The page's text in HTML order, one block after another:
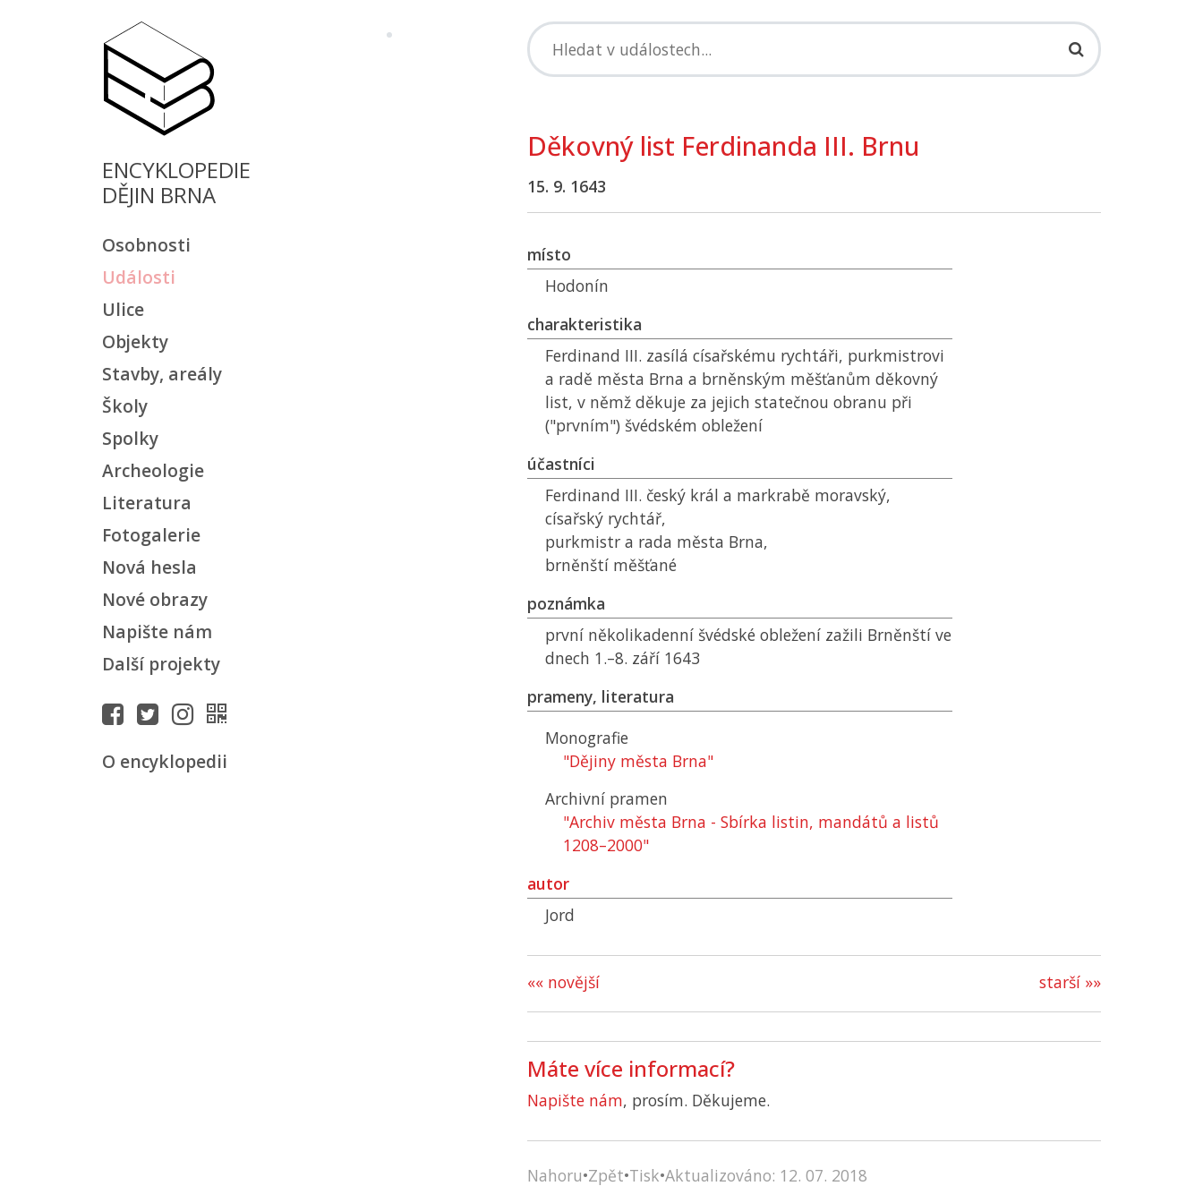
ENCYKLOPEDIE
DĚJIN BRNA
Osobnosti
Události
Ulice
Objekty
Stavby, areály
Školy
Spolky
Archeologie
Literatura
Fotogalerie
Nová hesla
Nové obrazy
Napište nám
Další projekty
O encyklopedii
Děkovný list Ferdinanda III. Brnu
15. 9. 1643
místo
Hodonín
charakteristika
Ferdinand III. zasílá císařskému rychtáři, purkmistrovi
a radě města Brna a brněnským měšťanům děkovný
list, v němž děkuje za jejich statečnou obranu při
("prvním") švédském obležení
účastníci
Ferdinand III. český král a markrabě moravský,
císařský rychtář,
purkmistr a rada města Brna,
brněnští měšťané
poznámka
první několikadenní švédské obležení zažili Brněnští ve
dnech 1.–8. září 1643
prameny, literatura
Monografie
"Dějiny města Brna"
Archivní pramen
"Archiv města Brna - Sbírka listin, mandátů a listů
1208–2000"
autor
Jord
starší »»
«« novější
Máte více informací?
Napište nám, prosím. Děkujeme.
Nahoru•Zpět•Tisk•Aktualizováno: 12. 07. 2018